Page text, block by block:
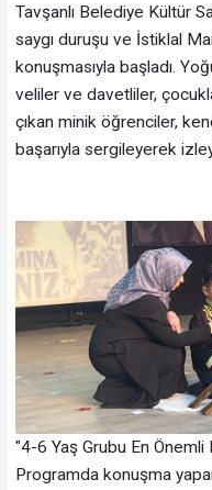
Tavşanlı Belediye Kültür
saygı duruşu ve İstiklal
konuşmasıyla başladı.
veliler ve davetliler,
çıkan minik öğrenciler,
başarıyla sergileyerek
"4-6 Yaş Grubu En Önemli
Programda konuşma